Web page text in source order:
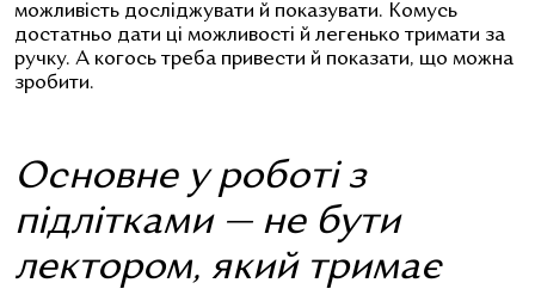
можливість досліджувати й показувати. Комусь
достатньо дати ці можливості й легенько тримати за
ручку. А когось треба привести й показати, що можна
зробити.
Основне у роботі з
підлітками — не бути
лектором, який тримає